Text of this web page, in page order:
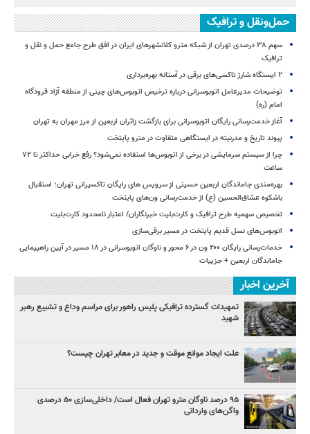
حمل‌ونقل و ترافیک
سهم ۳۸ درصدی تهران از شبکه مترو کلانشهرهای ایران در افق طرح جامع حمل و نقل و
ترافیک
۲ ایستگاه شارژ تاکسی‌های برقی در آستانه بهره‌برداری
توضیحات مدیرعامل اتوبوسرانی درباره ترخیص اتوبوس‌های چینی از منطقه آزاد فرودگاه
امام (ره)
آغاز خدمت‌رسانی رایگان اتوبوسرانی برای بازگشت زائران اربعین از مرز مهران به تهران
پیوند تاریخ و مدرنیته در ایستگاهی متفاوت در مترو پایتخت
چرا از سیستم سرمایشی در برخی از اتوبوس‌ها استفاده نمی‌شود؟ رفع خرابی حداکثر تا ۷۲
ساعت
بهره‌مندی جاماندگان اربعین حسینی از سرویس‌ های رایگان تاکسیرانی تهران؛ استقبال
باشکوه عشاق‌الحسین (ع) از خدمت‌رسانی ون‌های پایتخت
تخصیص سهمیه طرح ترافیک و کارت‌بلیت خبرنگاران/ اعتبار نامحدود کارت‌بلیت
اتوبوس‌های نسل قدیم پایتخت در مسیر برقی‌سازی
خدمات‌رسانی رایگان ۲۰۰ ون در ۶ محور و ناوگان اتوبوسرانی در ۱۸ مسیر در آیین راهپیمایی
جاماندگان اربعین + جزییات
آخرین اخبار
تمهیدات گسترده ترافیکی پلیس راهور برای مراسم وداع و تشییع رهبر
شهید
علت ایجاد موانع موقت و جدید در معابر تهران چیست؟
۹۵ درصد ناوگان مترو تهران فعال است/ داخلی‌سازی ۵۰ درصدی
واگن‌های وارداتی